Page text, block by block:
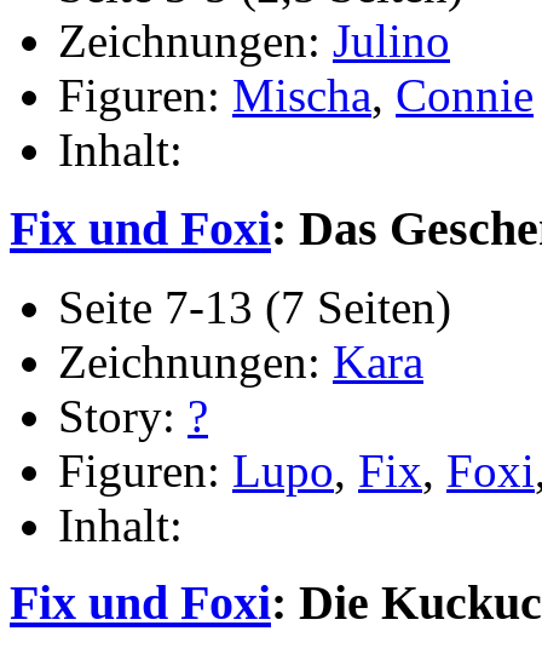
Zeichnungen: Julino
Figuren: Mischa, Connie
Inhalt:
Fix und Foxi: Das
Seite 7-13 (7 Seiten)
Zeichnungen: Kara
Story: ?
Figuren: Lupo, Fix, Foxi
Inhalt:
Fix und Foxi: Die